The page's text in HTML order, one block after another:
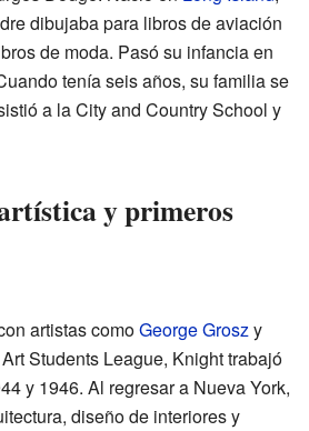
dibujaba para libros de aviación
de moda. Pasó su infancia en
tenía seis años, su familia se
a la City and Country School y
y primeros
artistas comoGeorge Groszy
Students League, Knight trabajó
y 1946. Al regresar a Nueva York,
diseño de interiores y